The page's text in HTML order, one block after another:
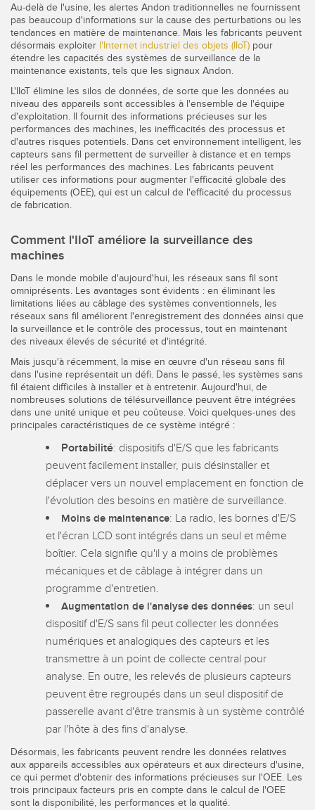
ACCESSORIES
Convertisseurs
Câbles
LOGICIELS
Banner Measurement Sensor Software
TECHNOLOGY
Capteurs avec IO-Link
Au-delà de l'usine, les alertes Andon traditionnelles ne fournissent
pas beaucoup d'informations sur la cause des perturbations ou les
tendances en matière de maintenance. Mais les fabricants peuvent
désormais exploiter l'Internet industriel des objets (IIoT) pour
étendre les capacités des systèmes de surveillance de la
maintenance existants, tels que les signaux Andon.
L'IIoT élimine les silos de données, de sorte que les données au
niveau des appareils sont accessibles à l'ensemble de l'équipe
d'exploitation. Il fournit des informations précieuses sur les
performances des machines, les inefficacités des processus et
d'autres risques potentiels. Dans cet environnement intelligent, les
capteurs sans fil permettent de surveiller à distance et en temps
réel les performances des machines. Les fabricants peuvent
utiliser ces informations pour augmenter l'efficacité globale des
équipements (OEE), qui est un calcul de l'efficacité du processus
de fabrication.
Comment l'IIoT améliore la surveillance des
machines
Dans le monde mobile d'aujourd'hui, les réseaux sans fil sont
omniprésents. Les avantages sont évidents : en éliminant les
limitations liées au câblage des systèmes conventionnels, les
réseaux sans fil améliorent l'enregistrement des données ainsi que
la surveillance et le contrôle des processus, tout en maintenant
des niveaux élevés de sécurité et d'intégrité.
Mais jusqu'à récemment, la mise en œuvre d'un réseau sans fil
dans l'usine représentait un défi. Dans le passé, les systèmes sans
fil étaient difficiles à installer et à entretenir. Aujourd'hui, de
nombreuses solutions de télésurveillance peuvent être intégrées
dans une unité unique et peu coûteuse. Voici quelques-unes des
principales caractéristiques de ce système intégré :
Portabilité: dispositifs d'E/S que les fabricants
peuvent facilement installer, puis désinstaller et
déplacer vers un nouvel emplacement en fonction de
l'évolution des besoins en matière de surveillance.
Moins de maintenance: La radio, les bornes d'E/S
et l'écran LCD sont intégrés dans un seul et même
boîtier. Cela signifie qu'il y a moins de problèmes
mécaniques et de câblage à intégrer dans un
programme d'entretien.
Augmentation de l'analyse des données: un seul
dispositif d'E/S sans fil peut collecter les données
numériques et analogiques des capteurs et les
transmettre à un point de collecte central pour
analyse. En outre, les relevés de plusieurs capteurs
peuvent être regroupés dans un seul dispositif de
passerelle avant d'être transmis à un système contrôlé
par l'hôte à des fins d'analyse.
Désormais, les fabricants peuvent rendre les données relatives
aux appareils accessibles aux opérateurs et aux directeurs d'usine,
ce qui permet d'obtenir des informations précieuses sur l'OEE. Les
trois principaux facteurs pris en compte dans le calcul de l'OEE
sont la disponibilité, les performances et la qualité.